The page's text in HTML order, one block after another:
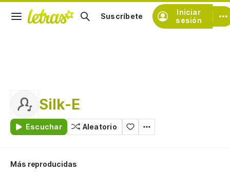
Iniciar
sesión
Suscríbete
Silk-E
Escuchar Aleatorio
Más reproducidas